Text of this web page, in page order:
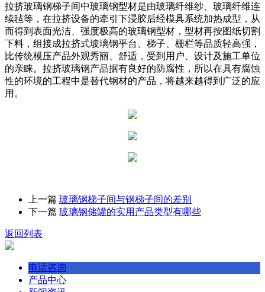
拉挤玻璃钢梯子间中玻璃钢型材是由玻璃纤维纱、玻璃纤维连
续毡等，在拉挤设备的牵引下浸胶后经模具系统加热成型，从
而得到表面光洁、强度极高的玻璃钢型材，型材再按图纸切割
下料，组接成拉挤式玻璃钢平台、梯子、栅栏等品质轻高强，
比传统模压产品外观秀丽、舒适，受到用户、设计及施工单位
的亲睐。拉挤玻璃钢产品据有良好的防腐性，所以在具有腐蚀
性的环境的工程中是替代钢材的产品，将越来越得到广泛的应
用。
上一篇 玻璃钢梯子间与钢梯子间的差别
下一篇 玻璃钢储罐的实用产品类型有哪些
返回列表
电话咨询
产品中心